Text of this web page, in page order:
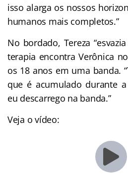
isso alarga os nossos
humanos mais completos.”
No bordado, Tereza
terapia encontra Verônica
os 18 anos em uma banda.
que é acumulado durante
eu descarrego na banda.”
Veja o vídeo: